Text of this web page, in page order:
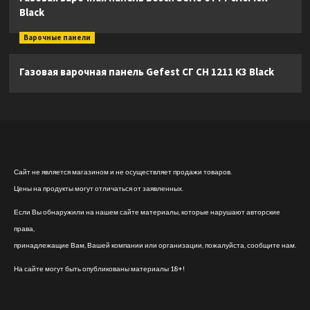
Black
Варочные панели
Газовая варочная панель Gefest СГ СН 1211 К3 Black
Сайт не является магазином и не осуществляет продажи товаров.
Цены на продукты могут отличаться от заявленных.
Если Вы обнаружили на нашем сайте материалы, которые нарушают авторские
права,
принадлежащие Вам, Вашей компании или организации, пожалуйста, сообщите нам.
На сайте могут быть опубликованы материалы 18+!